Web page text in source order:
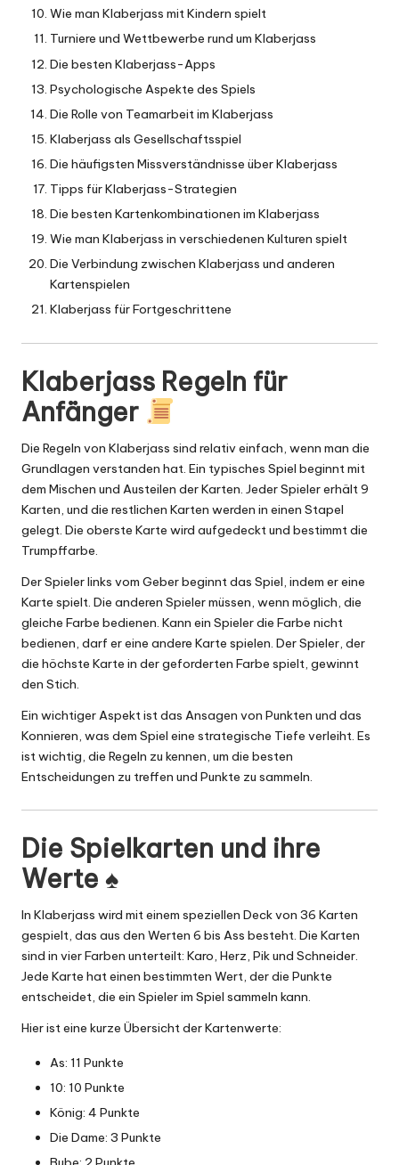
Wie man Klaberjass mit Kindern spielt
Turniere und Wettbewerbe rund um Klaberjass
Die besten Klaberjass-Apps
Psychologische Aspekte des Spiels
Die Rolle von Teamarbeit im Klaberjass
Klaberjass als Gesellschaftsspiel
Die häufigsten Missverständnisse über Klaberjass
Tipps für Klaberjass-Strategien
Die besten Kartenkombinationen im Klaberjass
Wie man Klaberjass in verschiedenen Kulturen spielt
Die Verbindung zwischen Klaberjass und anderen
Kartenspielen
Klaberjass für Fortgeschrittene
Klaberjass Regeln für
Anfänger
Die Regeln von Klaberjass sind relativ einfach, wenn man die
Grundlagen verstanden hat. Ein typisches Spiel beginnt mit
dem Mischen und Austeilen der Karten. Jeder Spieler erhält 9
Karten, und die restlichen Karten werden in einen Stapel
gelegt. Die oberste Karte wird aufgedeckt und bestimmt die
Trumpffarbe.
Der Spieler links vom Geber beginnt das Spiel, indem er eine
Karte spielt. Die anderen Spieler müssen, wenn möglich, die
gleiche Farbe bedienen. Kann ein Spieler die Farbe nicht
bedienen, darf er eine andere Karte spielen. Der Spieler, der
die höchste Karte in der geforderten Farbe spielt, gewinnt
den Stich.
Ein wichtiger Aspekt ist das Ansagen von Punkten und das
Konnieren, was dem Spiel eine strategische Tiefe verleiht. Es
ist wichtig, die Regeln zu kennen, um die besten
Entscheidungen zu treffen und Punkte zu sammeln.
Die Spielkarten und ihre
Werte ♠️
In Klaberjass wird mit einem speziellen Deck von 36 Karten
gespielt, das aus den Werten 6 bis Ass besteht. Die Karten
sind in vier Farben unterteilt: Karo, Herz, Pik und Schneider.
Jede Karte hat einen bestimmten Wert, der die Punkte
entscheidet, die ein Spieler im Spiel sammeln kann.
Hier ist eine kurze Übersicht der Kartenwerte:
As: 11 Punkte
10: 10 Punkte
König: 4 Punkte
Die Dame: 3 Punkte